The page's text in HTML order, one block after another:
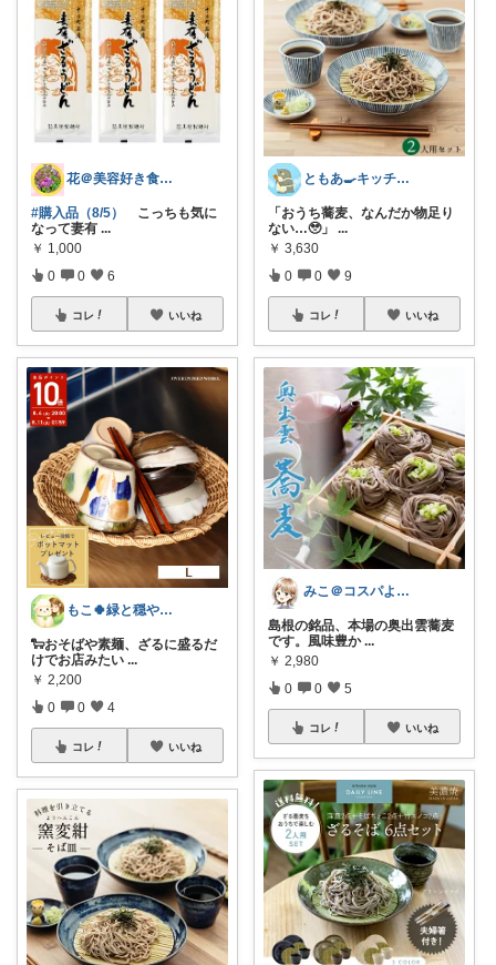
花＠美容好き食いしん坊💎オリ写みてみて
#購入品（8/5）
こっちも気に
なって妻有 ...
￥ 1,000
0 0 6
コレ いいね
もこ🍀緑と穏やかなくらし🐑🍀
🐑おそばや素麺、ざるに盛るだ
けでお店みたい ...
￥ 2,200
0 0 4
コレ いいね
ともあ🍳キッチンと暮らし
「おうち蕎麦、なんだか物足り
ない…🥹」 ...
￥ 3,630
0 0 9
コレ いいね
みこ＠コスパよくラクする家事
島根の銘品、本場の奥出雲蕎麦
です。風味豊か ...
￥ 2,980
0 0 5
コレ いいね